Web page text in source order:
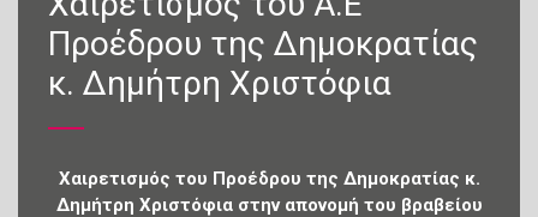
Προέδρου της Δημοκρατίας
κ. Δημήτρη Χριστόφια
Χαιρετισμός του Προέδρου της Δημοκρατίας κ.
Δημήτρη Χριστόφια στην απονομή του βραβείου